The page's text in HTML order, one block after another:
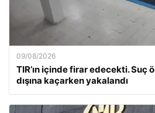
09/08/2026
TIR’ın içinde firar edecekti. Suç
dışına kaçarken yakalandı